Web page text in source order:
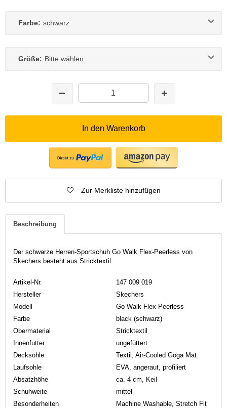
Farbe: schwarz
Größe: Bitte wählen
In den Warenkorb
Zur Merkliste hinzufügen
Beschreibung
Der schwarze Herren-Sportschuh Go Walk Flex-Peerless von
Skechers besteht aus Stricktextil.
Artikel-Nr.
147 009 019
Hersteller
Skechers
Modell
Go Walk Flex-Peerless
Farbe
black (schwarz)
Obermaterial
Stricktextil
Innenfutter
ungefüttert
Decksohle
Textil, Air-Cooled Goga Mat
Laufsohle
EVA, angeraut, profiliert
Absatzhöhe
ca. 4 cm, Keil
Schuhweite
mittel
Besonderheiten
Machine Washable, Stretch Fit